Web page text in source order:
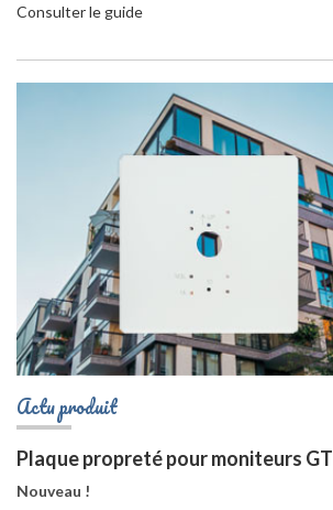
Consulter le guide
Actu produit
Plaque propreté pour moniteurs GT
Nouveau !